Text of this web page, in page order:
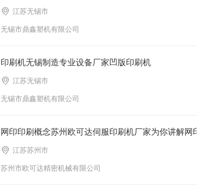
江苏无锡市
无锡市鼎鑫塑机有限公司
印刷机无锡制造专业设备厂家凹版印刷机
江苏无锡市
无锡市鼎鑫塑机有限公司
网印印刷概念苏州欧可达伺服印刷机厂家为你讲解网
江苏苏州市
苏州市欧可达精密机械有限公司